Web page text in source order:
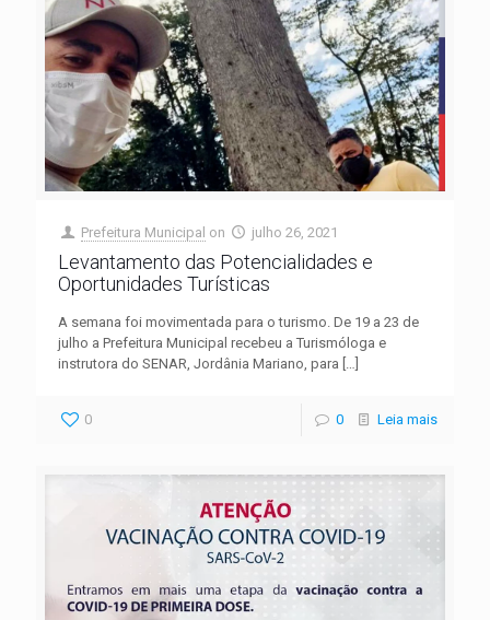
Prefeitura Municipal on julho 26, 2021
Levantamento das Potencialidades e
Oportunidades Turísticas
A semana foi movimentada para o turismo. De 19 a 23 de
julho a Prefeitura Municipal recebeu a Turismóloga e
instrutora do SENAR, Jordânia Mariano, para
0 0 Leia mais